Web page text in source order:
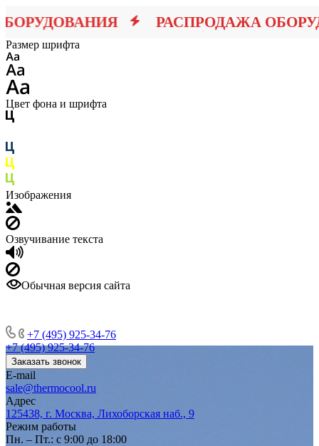
РАСПРОДАЖА
Размер шрифта
Цвет фона и шрифта
Изображения
Озвучивание текста
Обычная версия сайта
+7 (495) 925-34-76
+7 (495) 925-34-76
Заказать звонок
E-mail
sale@thermocool.ru
Адрес
125438, г. Москва, Лихоборская наб., 9
Режим работы
Пн. – Пт.: с 9:00 до 18:00